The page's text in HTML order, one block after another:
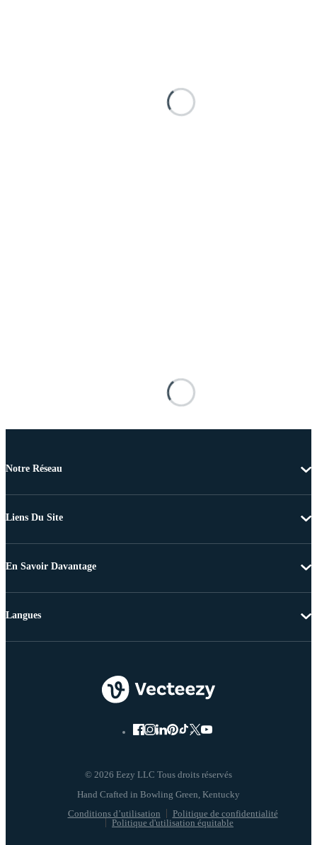
Notre Réseau
Liens Du Site
En Savoir Davantage
© 2026 Eezy LLC Tous droits réservés
Conditions d’utilisation
Politique de confidentialité
Politique d'utilisation équitable
Langues